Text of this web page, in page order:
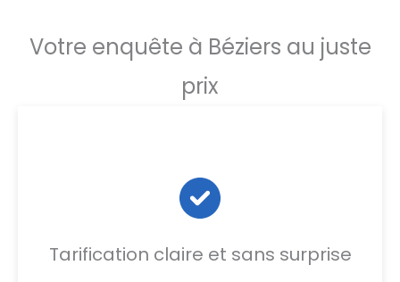
Votre enquête à Béziers au juste
prix
Tarification claire et sans surprise